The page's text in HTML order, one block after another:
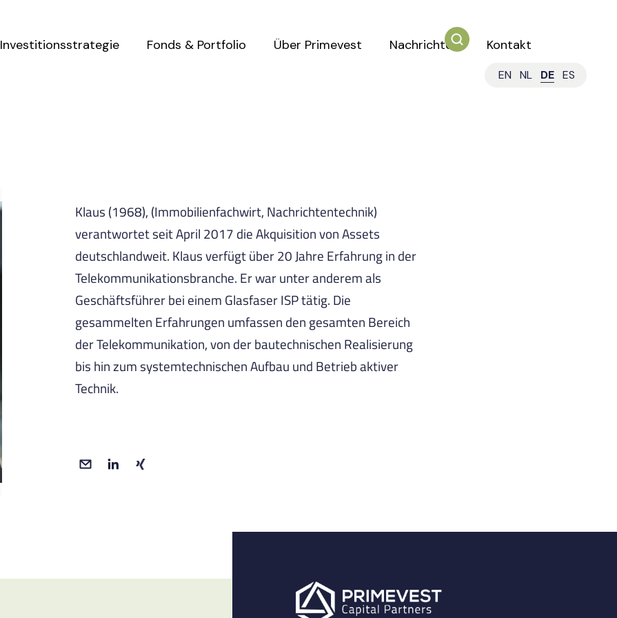
Investitionsstrategie Fonds & Portfolio Über Primevest Nachrichten Kontakt
EN NL DE ES
Klaus (1968), (Immobilienfachwirt, Nachrichtentechnik)
verantwortet seit April 2017 die Akquisition von Assets
deutschlandweit. Klaus verfügt über 20 Jahre Erfahrung in der
Telekommunikationsbranche. Er war unter anderem als
Geschäftsführer bei einem Glasfaser ISP tätig. Die
gesammelten Erfahrungen umfassen den gesamten Bereich
der Telekommunikation, von der bautechnischen Realisierung
bis hin zum systemtechnischen Aufbau und Betrieb aktiver
Technik.